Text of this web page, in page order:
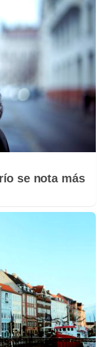
se nota más